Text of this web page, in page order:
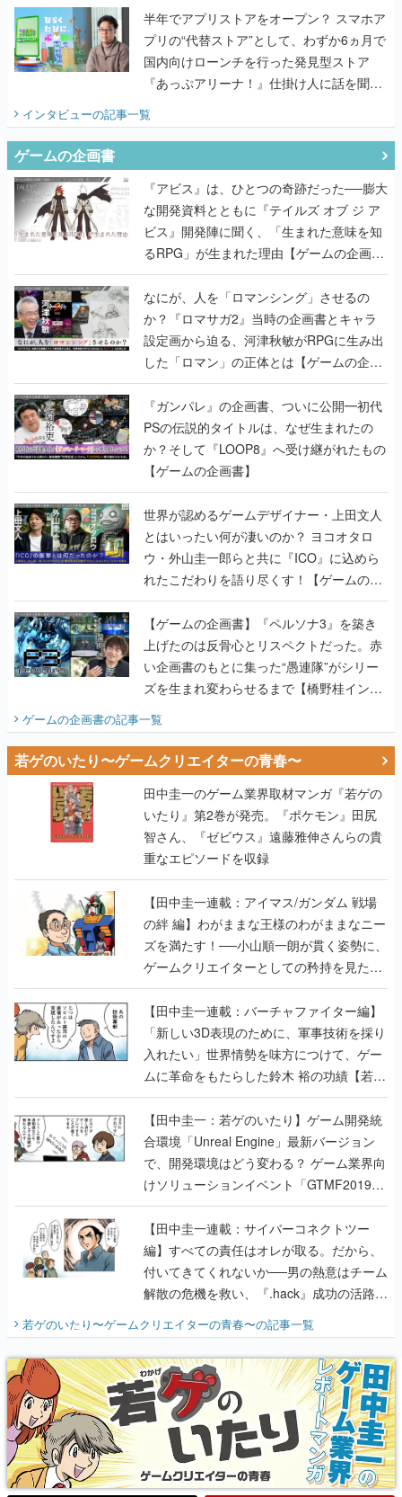
半年でアプリストアをオープン？ スマホア
プリの“代替ストア”として、わずか6ヵ月で
国内向けローンチを行った発見型ストア
『あっぷアリーナ！』仕掛け人に話を聞い
インタビューの記事一覧
ゲームの企画書
『アビス』は、ひとつの奇跡だった──膨大
な開発資料とともに『テイルズ オブ ジ ア
ビス』開発陣に聞く、「生まれた意味を知
るRPG」が生まれた理由【ゲームの企画
書】
なにが、人を「ロマンシング」させるの
か？『ロマサガ2』当時の企画書とキャラ
設定画から迫る、河津秋敏がRPGに生み出
した「ロマン」の正体とは【ゲームの企画
書】
『ガンパレ』の企画書、ついに公開━初代
PSの伝説的タイトルは、なぜ生まれたの
か？そして『LOOP8』へ受け継がれたもの
【ゲームの企画書】
世界が認めるゲームデザイナー・上田文人
とはいったい何が凄いのか？ ヨコオタロ
ウ・外山圭一郎らと共に『ICO』に込めら
れたこだわりを語り尽くす！【ゲームの企
画書】
【ゲームの企画書】『ペルソナ3』を築き
上げたのは反骨心とリスペクトだった。赤
い企画書のもとに集った“愚連隊”がシリー
ズを生まれ変わらせるまで【橋野桂インタ
ゲームの企画書の記事一覧
若ゲのいたり〜ゲームクリエイターの青春〜
田中圭一のゲーム業界取材マンガ『若ゲの
いたり』第2巻が発売。『ポケモン』田尻
智さん、『ゼビウス』遠藤雅伸さんらの貴
重なエピソードを収録
【田中圭一連載：アイマス/ガンダム 戦場
の絆 編】わがままな王様のわがままなニー
ズを満たす！──小山順一朗が貫く姿勢に、
ゲームクリエイターとしての矜持を見た
【若ゲのいたり最終回】
【田中圭一連載：バーチャファイター編】
「新しい3D表現のために、軍事技術を採り
入れたい」世界情勢を味方につけて、ゲー
ムに革命をもたらした鈴木 裕の功績【若ゲ
のいたり】
【田中圭一：若ゲのいたり】ゲーム開発統
合環境「Unreal Engine」最新バージョン
で、開発環境はどう変わる？ ゲーム業界向
けソリューションイベント「GTMF2019」
に行って、より理解を深めよう【PR】
【田中圭一連載：サイバーコネクトツー
編】すべての責任はオレが取る。だから、
付いてきてくれないか──男の熱意はチーム
解散の危機を救い、『.hack』成功の活路を
『少年ジャンプ』色だった【若ゲのいた
り】
若ゲのいたり〜ゲームクリエイターの青春〜の記事一覧